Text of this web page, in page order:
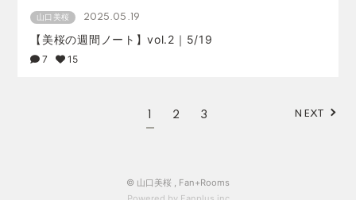
山口美桜 2025.05.19
【美桜の週間ノート】vol.2｜5/19
7 15
2 3 NEXT
© 山口美桜 , Fan+Rooms